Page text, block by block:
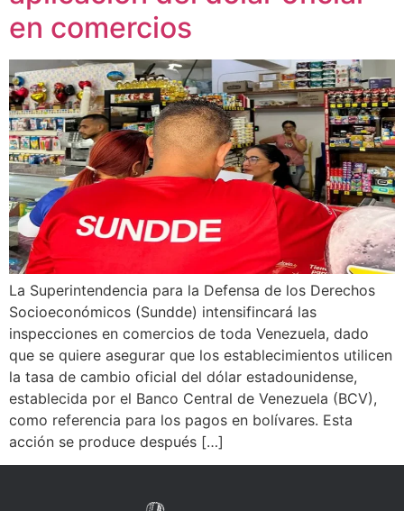
en comercios
La Superintendencia para la Defensa de los Derechos
Socioeconómicos (Sundde) intensifincará las
inspecciones en comercios de toda Venezuela, dado
que se quiere asegurar que los establecimientos utilicen
la tasa de cambio oficial del dólar estadounidense,
establecida por el Banco Central de Venezuela (BCV),
como referencia para los pagos en bolívares. Esta
acción se produce después […]